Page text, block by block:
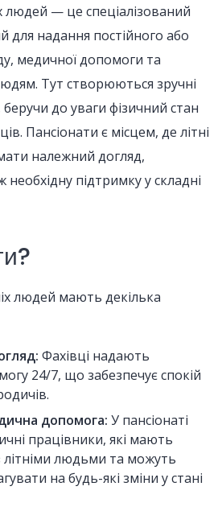
людей — це спеціалізований
для надання постійного або
медичної допомоги та
людям. Тут створюються зручні
до уваги фізичний стан
Пансіонати є місцем, де літні
належний догляд,
необхідну підтримку у складні
людей мають декілька
Фахівці надають
24/7, що забезпечує спокій
допомога: У пансіонаті
працівники, які мають
літніми людьми та можуть
на будь-які зміни у стані